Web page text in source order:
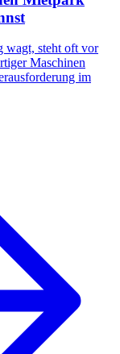
wagt, steht oft vor
Maschinen
im